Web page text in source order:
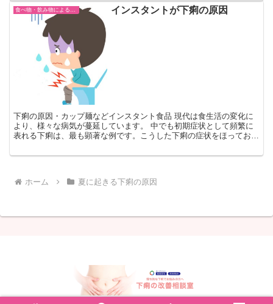
食べ物・飲み物による下痢 インスタントが下痢の原因
下痢の原因・カップ麺などインスタント食品 現代は食生活の変化に
より、様々な病気が蔓延しています。 中でも初期症状として頻繁に
表れる下痢は、最も顕著な例です。こうした下痢の症状をほっておく
ホーム 夏に起きる下痢の原因